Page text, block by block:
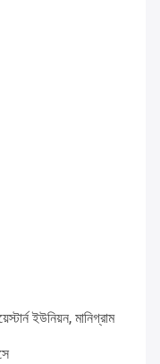
ইউনিয়ন, মানিগ্রাম